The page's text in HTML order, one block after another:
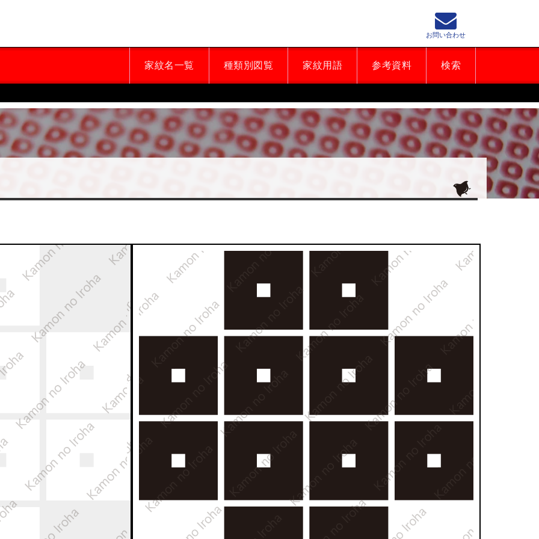
家紋名一覧 種類別図覧 家紋用語 参考資料 検索
お問い合わせ